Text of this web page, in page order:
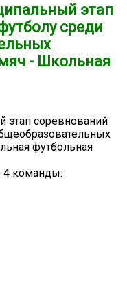
этап
среди
- Школьная
этап соревнований
футбольная
4 команды: